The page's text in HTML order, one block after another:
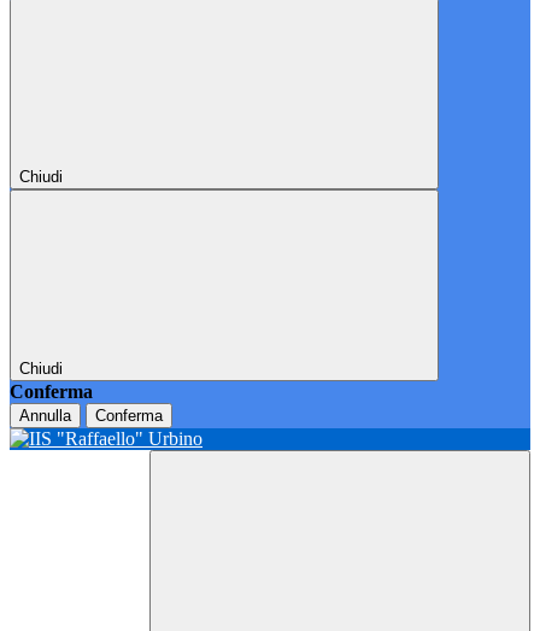
Chiudi
Chiudi
Conferma
Annulla Conferma